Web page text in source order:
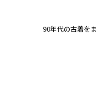
90年代の古着を